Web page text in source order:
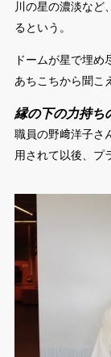
川の星の濃淡など
るという。
ドームが星で埋
あちこちから聞こ
縁の下の力持ち
職員の野﨑洋子さ
用されて以後、プ